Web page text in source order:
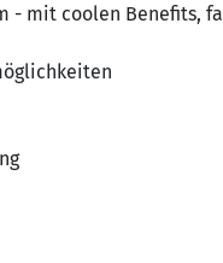
- mit coolen Benefits,